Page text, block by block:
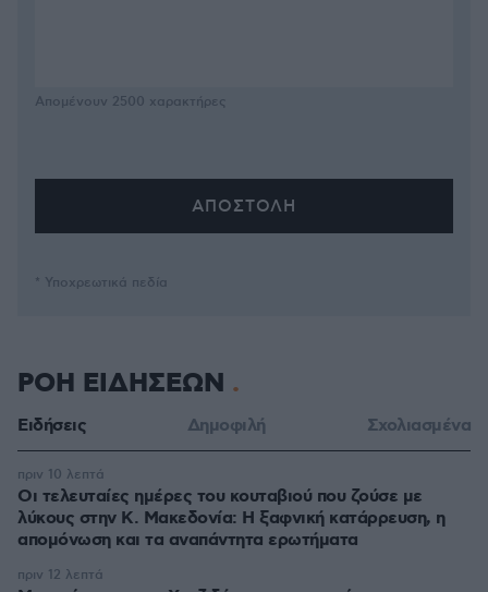
Απομένουν 2500 χαρακτήρες
* Υποχρεωτικά πεδία
ΡΟΗ ΕΙΔΗΣΕΩΝ
Ειδήσεις Δημοφιλή Σχολιασμένα
Οι τελευταίες ημέρες του κουταβιού που ζούσε με
λύκους στην Κ. Μακεδονία: Η ξαφνική κατάρρευση, η
απομόνωση και τα αναπάντητα ερωτήματα
πριν 10 λεπτά
πριν 12 λεπτά